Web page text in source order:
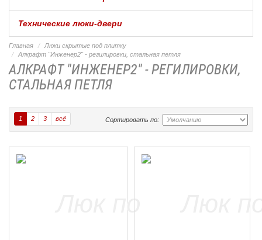
Технические люки-двери
Главная
Люки скрытые под плитку
Алкрафт "Инженер2" - регилировки, стальная петля
АЛКРАФТ "ИНЖЕНЕР2" - РЕГИЛИРОВКИ,
СТАЛЬНАЯ ПЕТЛЯ
Сортировать по:
1 2 3 всё